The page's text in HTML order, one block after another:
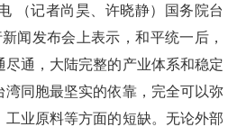
（记者尚昊、许晓静）国务院台
闻发布会上表示，和平统一后，
通，大陆完整的产业体系和稳定
湾同胞最坚实的依靠，完全可以弥
业原料等方面的短缺。无论外部